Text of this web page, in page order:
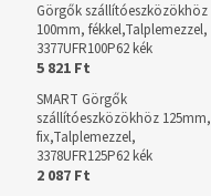
Görgők szállítóeszközökhöz
100mm, fékkel,Talplemezzel,
3377UFR100P62 kék
5 821 Ft
SMART Görgők
szállítóeszközökhöz 125mm,
fix,Talplemezzel,
3378UFR125P62 kék
2 087 Ft